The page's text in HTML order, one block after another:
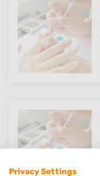
Privacy Settings